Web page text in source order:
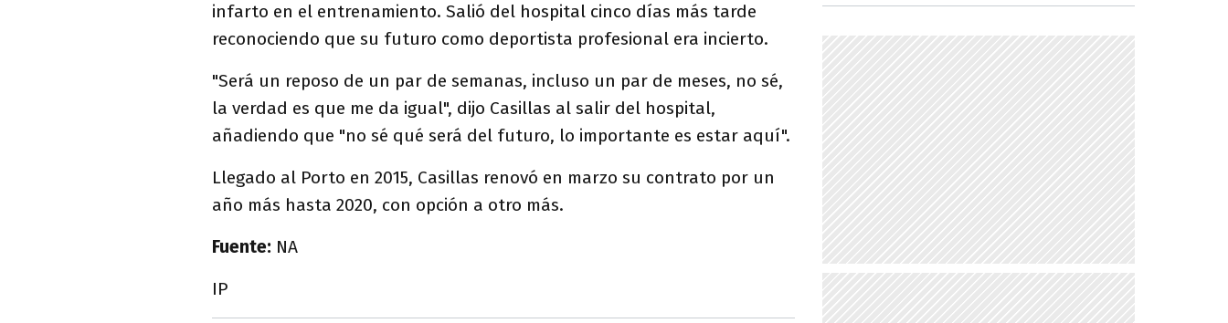
infarto en el entrenamiento. Salió del hospital cinco días más tarde
reconociendo que su futuro como deportista profesional era incierto.
"Será un reposo de un par de semanas, incluso un par de meses, no sé,
la verdad es que me da igual", dijo Casillas al salir del hospital,
añadiendo que "no sé qué será del futuro, lo importante es estar aquí".
Llegado al Porto en 2015, Casillas renovó en marzo su contrato por un
año más hasta 2020, con opción a otro más.
Fuente: NA
IP